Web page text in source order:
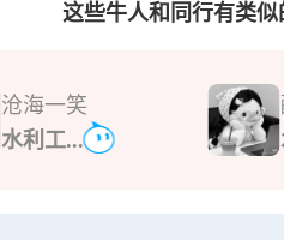
这些牛人和同行有类似
沧海一笑
水利工...